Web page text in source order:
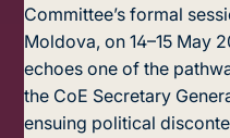
Committee’s formal
Moldova, on 14–15 May
echoes one of the
the CoE Secretary
ensuing political